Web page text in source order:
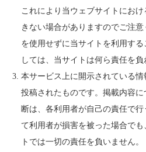
これにより当ウェブサイトにお
きない場合がありますのでご注
を使用せずに当サイトを利用す
しては、当サイトは何ら責任を負
本サービス上に開示されている
投稿されたものです。掲載内容
断は、各利用者が自己の責任で
て利用者が損害を被った場合で
トでは一切の責任を負いません。